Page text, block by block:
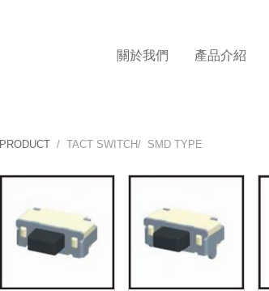
關於我們 產品介紹
PRODUCT / TACT SWITCH/ SMD TYPE